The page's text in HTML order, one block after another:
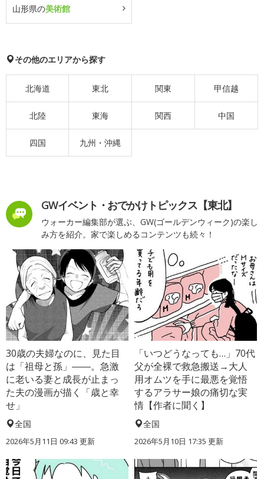
山形県の美術館
その他のエリアから探す
北海道 東北 関東 甲信越
北陸 東海 関西 中国
四国 九州・沖縄
GWイベント・おでかけトピックス【東北】
ウォーカー編集部が選ぶ、GW(ゴールデンウィーク)の楽し
み方を紹介。家で楽しめるコンテンツも続々！
30歳の夫婦なのに、見た目
は「祖母と孫」――。急激
に老いる妻と成長が止まっ
た夫の漫画が描く「歳と幸
せ」
全国
2026年5月11日 09:43 更新
「いつどうなっても…」70代
父が全裸で救急搬送→大人
用オムツを手に最悪を覚悟
するアラサー娘の痛切な実
情【作者に聞く】
全国
2026年5月10日 17:35 更新